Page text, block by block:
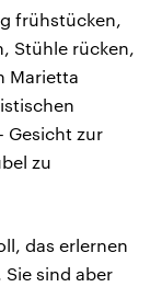
frühstücken,
Stühle rücken,
Marietta
Gesicht zur
zu
das erlernen
sind aber